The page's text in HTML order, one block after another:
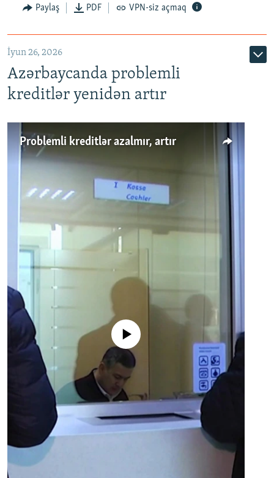
Auto 240p 360p 480p
720p 1080p
Paylaş PDF VPN-siz açmaq
İyun 26, 2026
Azərbaycanda problemli
kreditlər yenidən artır
Problemli kreditlər azalmır, artır
No media source currently available